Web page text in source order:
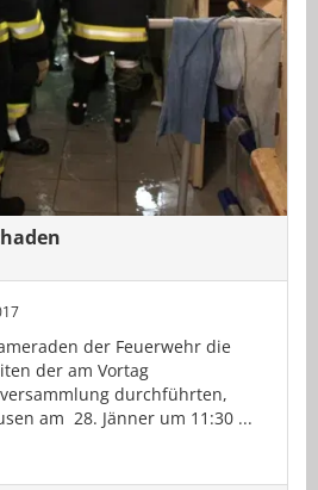
der Feuerwehr die
der am Vortag
durchführten,
am 28. Jänner um 11:30 ...